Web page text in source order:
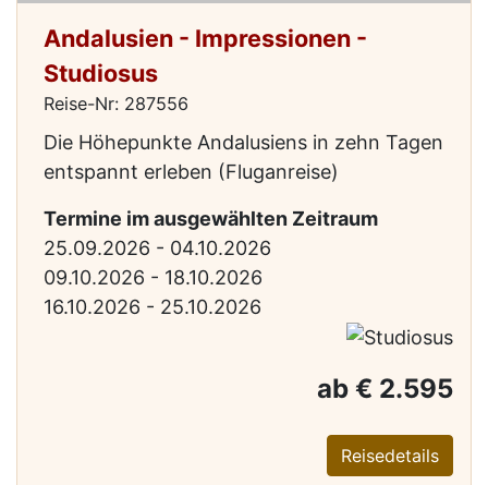
Andalusien - Impressionen -
Studiosus
Reise-Nr: 287556
Die Höhepunkte Andalusiens in zehn Tagen
entspannt erleben (Fluganreise)
Termine im ausgewählten Zeitraum
25.09.2026 - 04.10.2026
09.10.2026 - 18.10.2026
16.10.2026 - 25.10.2026
ab € 2.595
Reisedetails